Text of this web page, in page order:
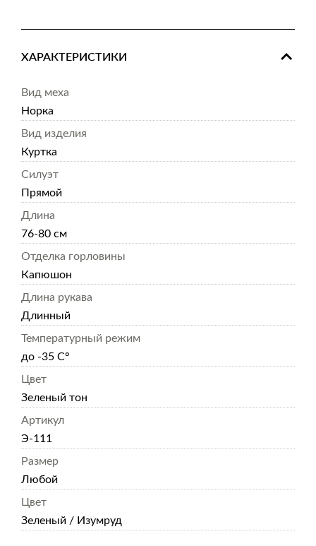
ХАРАКТЕРИСТИКИ
Вид меха
Норка
Вид изделия
Куртка
Силуэт
Прямой
Длина
76-80 см
Отделка горловины
Капюшон
Длина рукава
Длинный
Температурный режим
до -35 С°
Цвет
Зеленый тон
Артикул
Э-111
Размер
Любой
Цвет
Зеленый / Изумруд